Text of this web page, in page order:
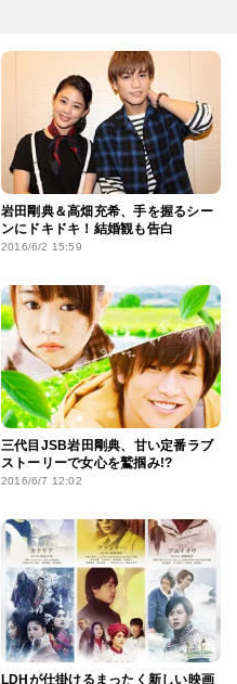
岩田剛典＆高畑充希、手を握るシー
ンにドキドキ！結婚観も告白
2016/6/2 15:59
三代目JSB岩田剛典、甘い定番ラブ
ストーリーで女心を鷲掴み!?
2016/6/7 12:02
LDHが仕掛けるまったく新しい映画